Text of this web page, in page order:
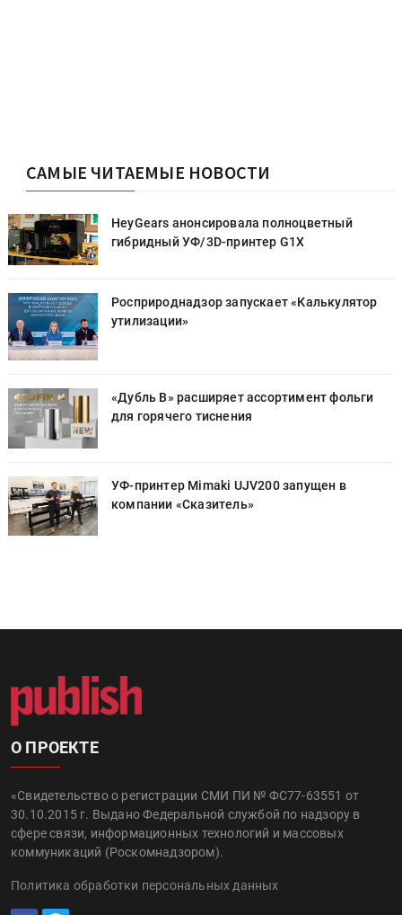
САМЫЕ ЧИТАЕМЫЕ НОВОСТИ
HeyGears анонсировала полноцветный
гибридный УФ/3D-принтер G1X
Росприроднадзор запускает «Калькулятор
утилизации»
«Дубль В» расширяет ассортимент фольги
для горячего тиснения
УФ-принтер Mimaki UJV200 запущен в
компании «Сказитель»
О ПРОЕКТЕ
«Свидетельство о регистрации СМИ ПИ № ФС77-63551 от
30.10.2015 г. Выдано Федеральной службой по надзору в
сфере связи, информационных технологий и массовых
коммуникаций (Роскомнадзором).
Политика обработки персональных данных